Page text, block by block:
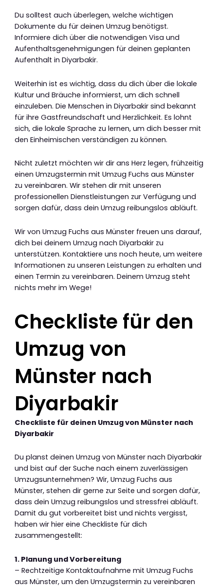
Du solltest auch überlegen, welche wichtigen
Dokumente du für deinen Umzug benötigst.
Informiere dich über die notwendigen Visa und
Aufenthaltsgenehmigungen für deinen geplanten
Aufenthalt in Diyarbakir.
Weiterhin ist es wichtig, dass du dich über die lokale
Kultur und Bräuche informierst, um dich schnell
einzuleben. Die Menschen in Diyarbakir sind bekannt
für ihre Gastfreundschaft und Herzlichkeit. Es lohnt
sich, die lokale Sprache zu lernen, um dich besser mit
den Einheimischen verständigen zu können.
Nicht zuletzt möchten wir dir ans Herz legen, frühzeitig
einen Umzugstermin mit Umzug Fuchs aus Münster
zu vereinbaren. Wir stehen dir mit unseren
professionellen Dienstleistungen zur Verfügung und
sorgen dafür, dass dein Umzug reibungslos abläuft.
Wir von Umzug Fuchs aus Münster freuen uns darauf,
dich bei deinem Umzug nach Diyarbakir zu
unterstützen. Kontaktiere uns noch heute, um weitere
Informationen zu unseren Leistungen zu erhalten und
einen Termin zu vereinbaren. Deinem Umzug steht
nichts mehr im Wege!
Checkliste für den
Umzug von
Münster nach
Diyarbakir
Checkliste für deinen Umzug von Münster nach
Diyarbakir
Du planst deinen Umzug von Münster nach Diyarbakir
und bist auf der Suche nach einem zuverlässigen
Umzugsunternehmen? Wir, Umzug Fuchs aus
Münster, stehen dir gerne zur Seite und sorgen dafür,
dass dein Umzug reibungslos und stressfrei abläuft.
Damit du gut vorbereitet bist und nichts vergisst,
haben wir hier eine Checkliste für dich
zusammengestellt:
1. Planung und Vorbereitung
– Rechtzeitige Kontaktaufnahme mit Umzug Fuchs
aus Münster, um den Umzugstermin zu vereinbaren